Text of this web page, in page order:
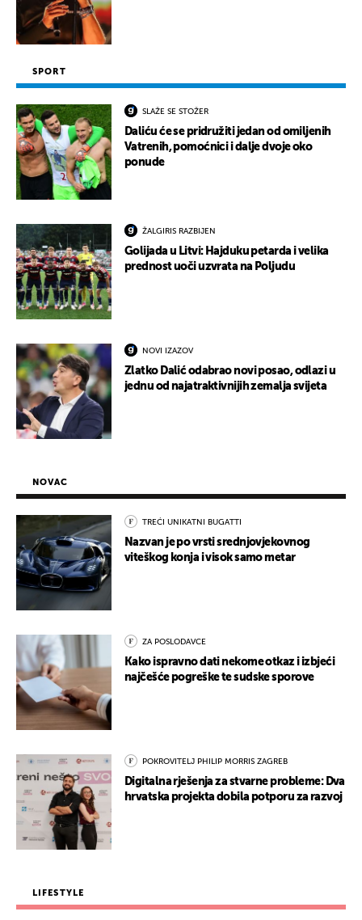
SPORT
SLAŽE SE STOŽER
Daliću će se pridružiti jedan od omiljenih
Vatrenih, pomoćnici i dalje dvoje oko
ponude
ŽALGIRIS RAZBIJEN
Golijada u Litvi: Hajduku petarda i velika
prednost uoči uzvrata na Poljudu
NOVI IZAZOV
Zlatko Dalić odabrao novi posao, odlazi u
jednu od najatraktivnijih zemalja svijeta
NOVAC
TREĆI UNIKATNI BUGATTI
Nazvan je po vrsti srednjovjekovnog
viteškog konja i visok samo metar
ZA POSLODAVCE
Kako ispravno dati nekome otkaz i izbjeći
najčešće pogreške te sudske sporove
POKROVITELJ PHILIP MORRIS ZAGREB
Digitalna rješenja za stvarne probleme: Dva
hrvatska projekta dobila potporu za razvoj
LIFESTYLE